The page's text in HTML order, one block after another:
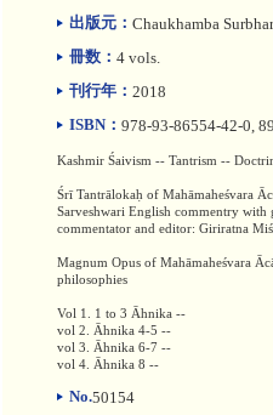
出版元： Chaukhamba
冊数： 4 vols.
刊行年： 2018
ISBN： 978-93-86554-42-0,
Kashmir Śaivism -- Tantrism --
Śrī Tantrālokaḥ of Mahāmaheśvara
Sarveshwari English commentry with
commentator and editor: Giriratna
Magnum Opus of Mahāmaheśvara
philosophies
Vol 1. 1 to 3 Āhnika --
vol 2. Āhnika 4-5 --
vol 3. Āhnika 6-7 --
vol 4. Āhnika 8 --
No.50154